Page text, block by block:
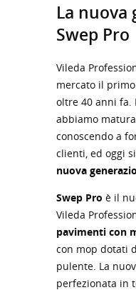
La nuova
Swep Pro
Vileda
mercato il
oltre 40 anni fa.
abbiamo
conoscendo a
clienti, ed oggi
nuova
Swep Pro è il
Vileda
pavimenti con
con mop dotati
pulente. La
perfezionata in